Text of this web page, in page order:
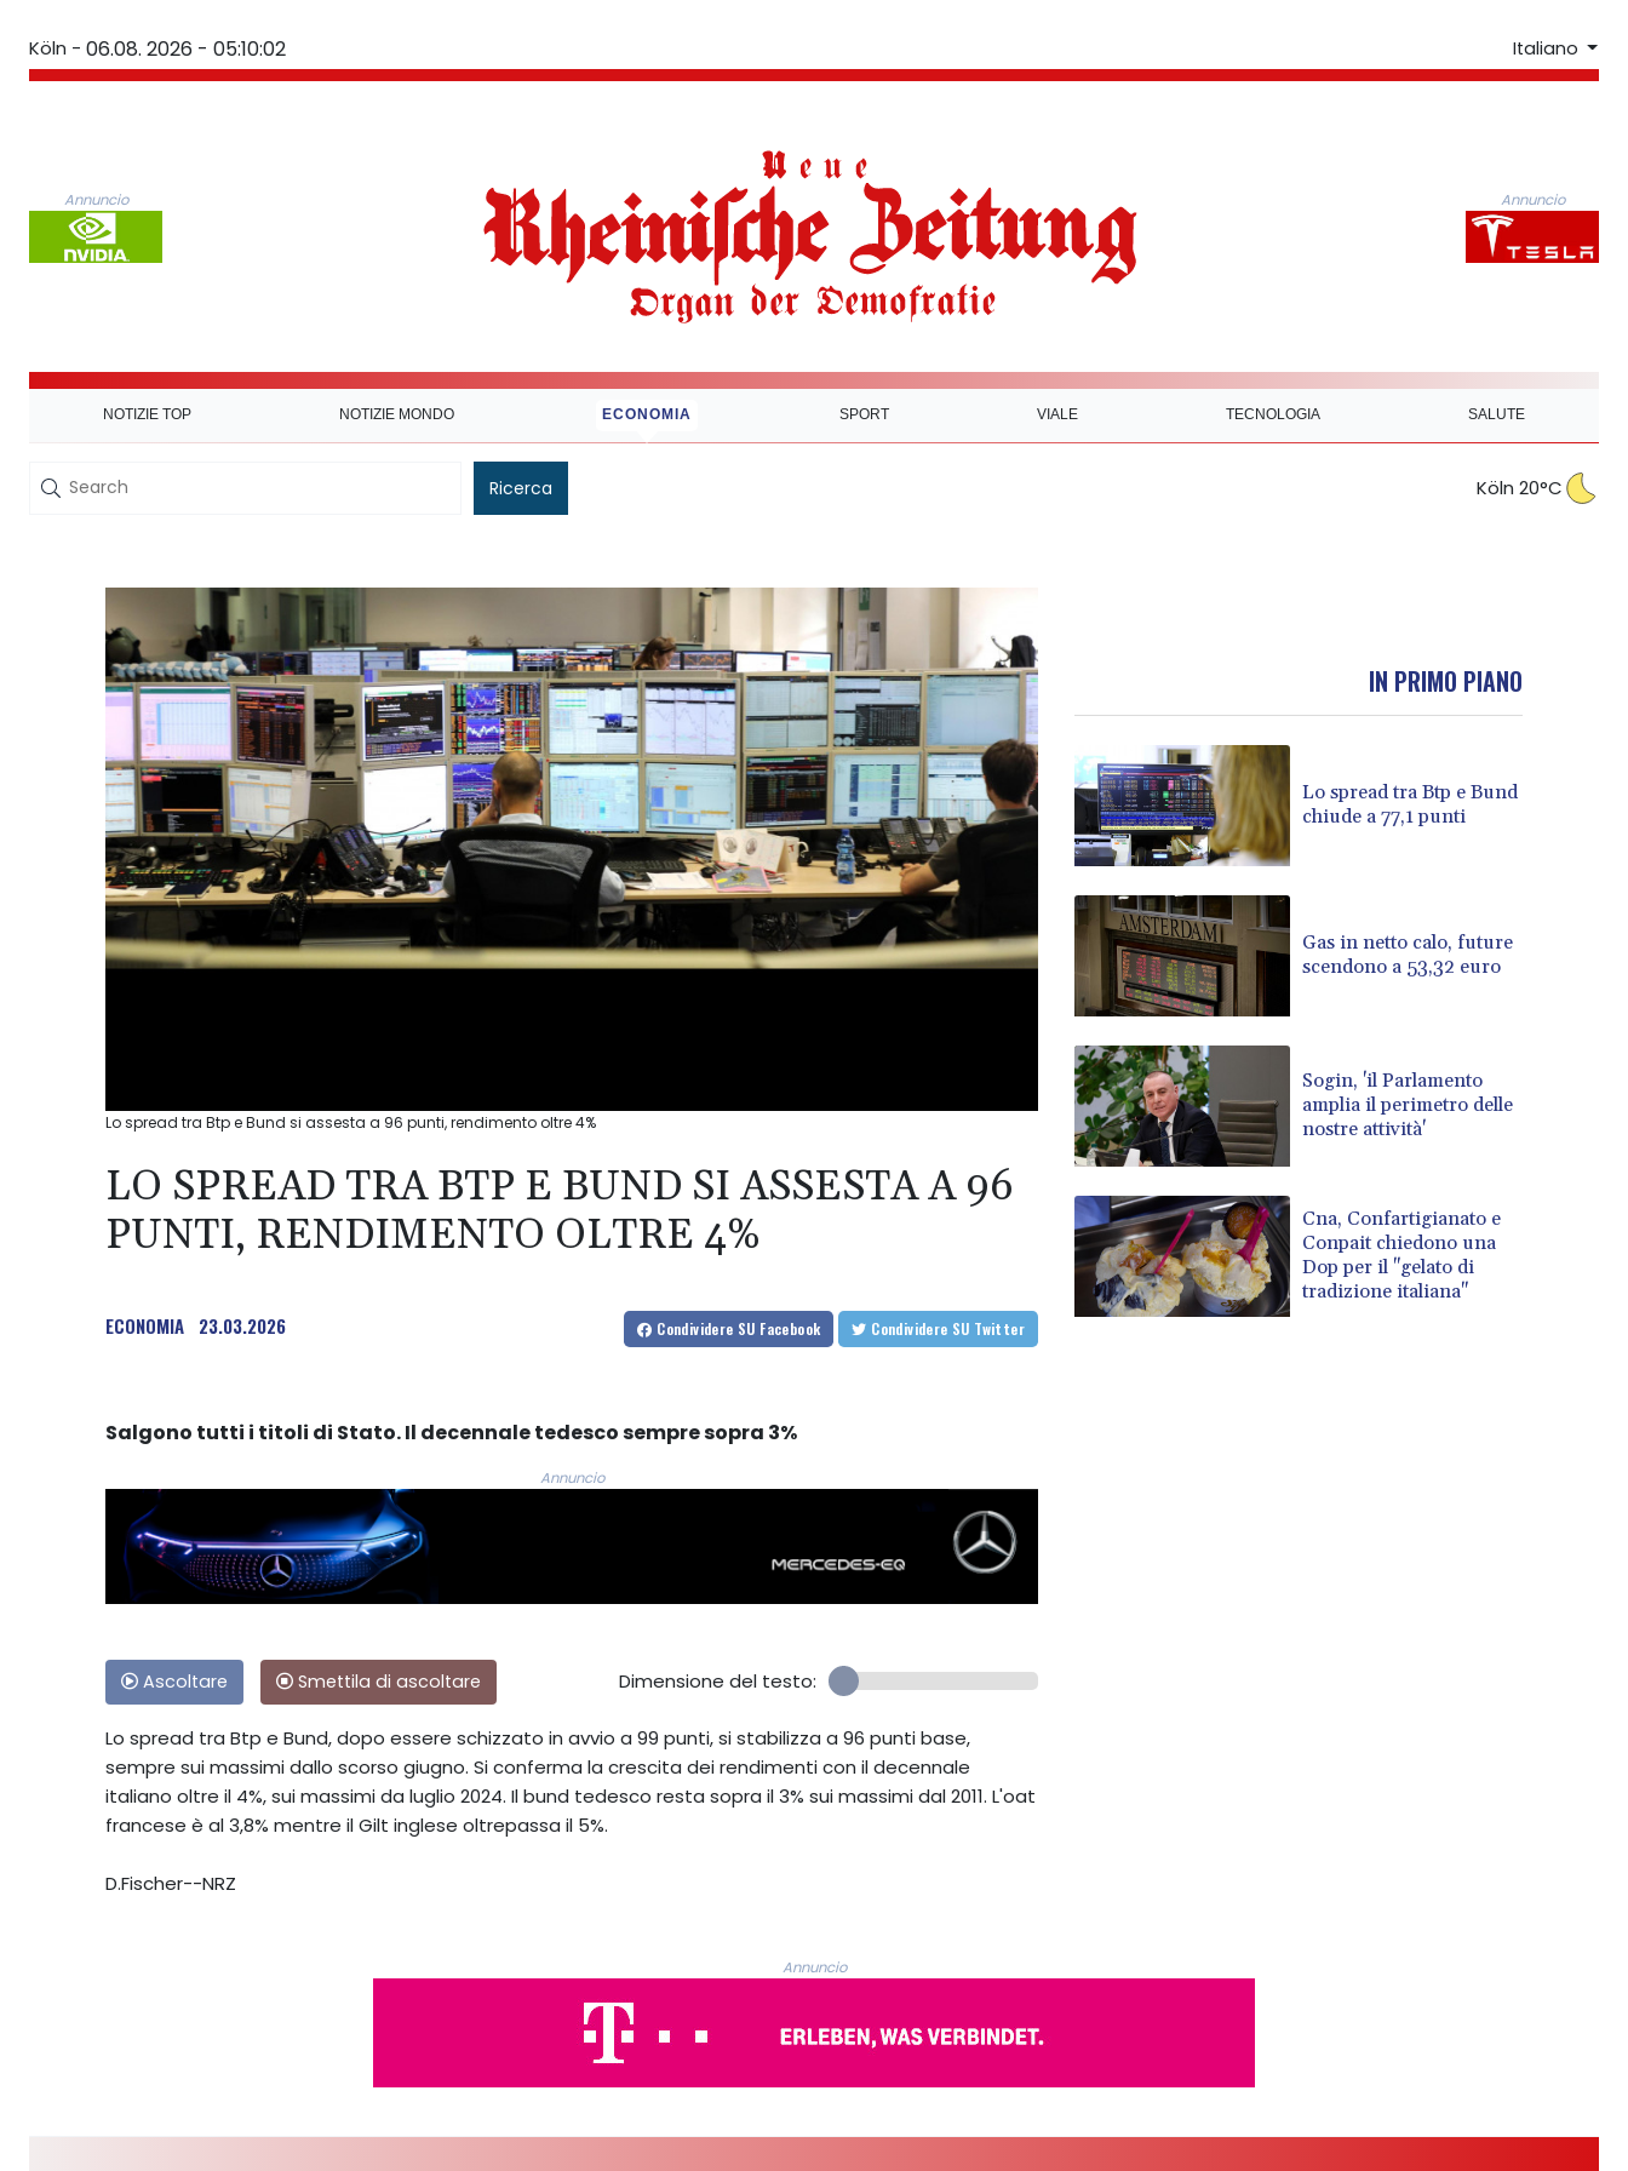
Köln - 06.08. 2026 - 05:10:02 Italiano
Annuncio Annuncio
NOTIZIE TOP NOTIZIE MONDO ECONOMIA SPORT VIALE TECNOLOGIA SALUTE
Ricerca Köln 20°C
Lo spread tra Btp e Bund si assesta a 96 punti, rendimento oltre 4%
LO SPREAD TRA BTP E BUND SI ASSESTA A 96
PUNTI, RENDIMENTO OLTRE 4%
ECONOMIA 23.03.2026 Condividere SU Facebook Condividere SU Twitter
Salgono tutti i titoli di Stato. Il decennale tedesco sempre sopra 3%
Annuncio
Ascoltare Smettila di ascoltare Dimensione del testo:
Lo spread tra Btp e Bund, dopo essere schizzato in avvio a 99 punti, si stabilizza a 96 punti base,
sempre sui massimi dallo scorso giugno. Si conferma la crescita dei rendimenti con il decennale
italiano oltre il 4%, sui massimi da luglio 2024. Il bund tedesco resta sopra il 3% sui massimi dal 2011. L'oat
francese è al 3,8% mentre il Gilt inglese oltrepassa il 5%.
D.Fischer--NRZ
IN PRIMO PIANO
Lo spread tra Btp e Bund
chiude a 77,1 punti
Gas in netto calo, future
scendono a 53,32 euro
Sogin, 'il Parlamento
amplia il perimetro delle
nostre attività'
Cna, Confartigianato e
Conpait chiedono una
Dop per il "gelato di
tradizione italiana"
Annuncio